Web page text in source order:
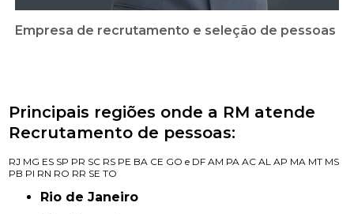
Empresa de recrutamento e seleção de pessoas
Principais regiões onde a RM atende
Recrutamento de pessoas:
RJ MG ES SP PR SC RS PE BA CE GO e DF AM PA AC AL AP MA MT MS
PB PI RN RO RR SE TO
Rio de Janeiro